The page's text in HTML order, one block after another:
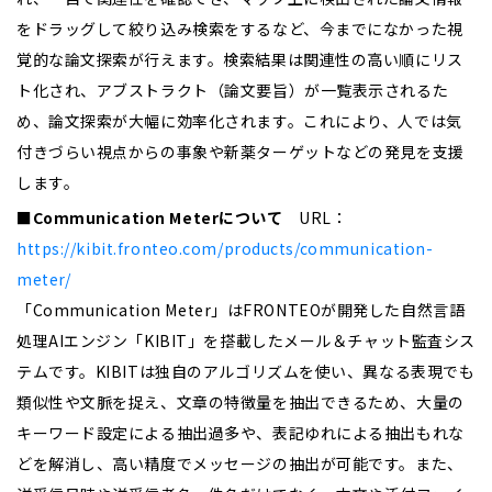
をドラッグして絞り込み検索をするなど、今までになかった視
覚的な論文探索が行えます。検索結果は関連性の高い順にリス
ト化され、アブストラクト（論文要旨）が一覧表示されるた
め、論文探索が大幅に効率化されます。これにより、人では気
付きづらい視点からの事象や新薬ターゲットなどの発見を支援
します。
■Communication Meterについて URL：
https://kibit.fronteo.com/products/communication-
meter/
「Communication Meter」はFRONTEOが開発した自然言語
処理AIエンジン「KIBIT」を搭載したメール＆チャット監査シス
テムです。KIBITは独自のアルゴリズムを使い、異なる表現でも
類似性や文脈を捉え、文章の特徴量を抽出できるため、大量の
キーワード設定による抽出過多や、表記ゆれによる抽出もれな
どを解消し、高い精度でメッセージの抽出が可能です。また、